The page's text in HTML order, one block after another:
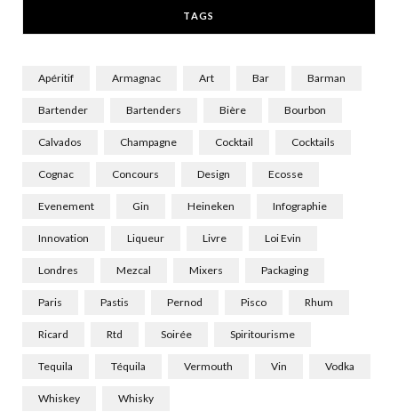
TAGS
Apéritif Armagnac Art Bar Barman
Bartender Bartenders Bière Bourbon
Calvados Champagne Cocktail Cocktails
Cognac Concours Design Ecosse
Evenement Gin Heineken Infographie
Innovation Liqueur Livre Loi Evin
Londres Mezcal Mixers Packaging
Paris Pastis Pernod Pisco Rhum
Ricard Rtd Soirée Spiritourisme
Tequila Téquila Vermouth Vin Vodka
Whiskey Whisky